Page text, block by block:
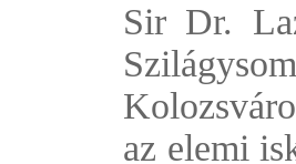
Sir Dr.
az elemi